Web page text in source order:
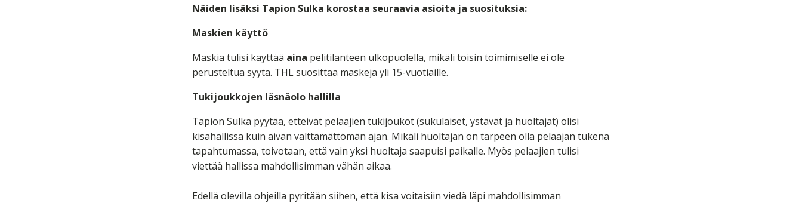
Näiden lisäksi Tapion Sulka korostaa seuraavia asioita ja suosituksia:
Maskien käyttö
Maskia tulisi käyttää aina pelitilanteen ulkopuolella, mikäli toisin toimimiselle ei ole
perusteltua syytä. THL suosittaa maskeja yli 15-vuotiaille.
Tukijoukkojen läsnäolo hallilla
Tapion Sulka pyytää, etteivät pelaajien tukijoukot (sukulaiset, ystävät ja huoltajat) olisi
kisahallissa kuin aivan välttämättömän ajan. Mikäli huoltajan on tarpeen olla pelaajan tukena
tapahtumassa, toivotaan, että vain yksi huoltaja saapuisi paikalle. Myös pelaajien tulisi
viettää hallissa mahdollisimman vähän aikaa.
Edellä olevilla ohjeilla pyritään siihen, että kisa voitaisiin viedä läpi mahdollisimman